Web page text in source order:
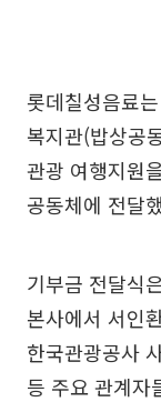
롯데칠성음료
복지관(밥상공
관광 여행지원
공동체에 전달
기부금 전달식
본사에서 서인
한국관광공사
등 주요 관계자